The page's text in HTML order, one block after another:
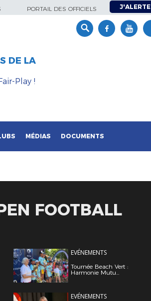
PORTAIL DES OFFICIELS J'ALERTE
DE LA
Play !
MÉDIAS DOCUMENTS
FOOTBALL
EVÉNEMENTS
Tournée Beach Vert :
Harmonie Mutu...
EVÉNEMENTS